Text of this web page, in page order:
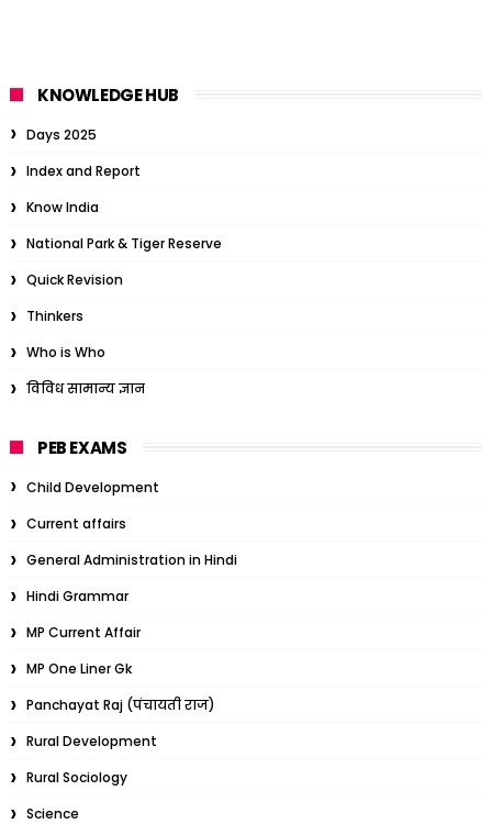
KNOWLEDGE HUB
Days 2025
Index and Report
Know India
National Park & Tiger Reserve
Quick Revision
Thinkers
Who is Who
विविध सामान्य ज्ञान
PEB EXAMS
Child Development
Current affairs
General Administration in Hindi
Hindi Grammar
MP Current Affair
MP One Liner Gk
Panchayat Raj (पंचायती राज)
Rural Development
Rural Sociology
Science